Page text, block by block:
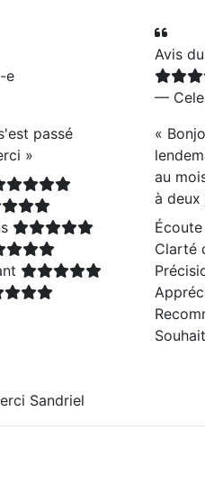
e
passé
»
Avis
—
«
au
à
Clarté
Sandriel